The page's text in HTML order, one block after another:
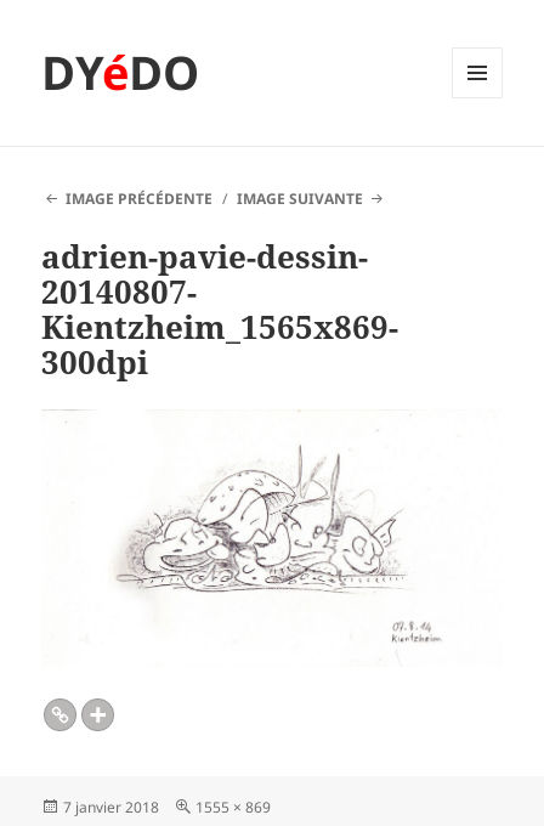
DYéDO
IMAGE PRÉCÉDENTE IMAGE SUIVANTE
adrien-pavie-dessin-
20140807-
Kientzheim_1565x869-
300dpi
Publié
7 janvier 2018
Taille
1555 × 869